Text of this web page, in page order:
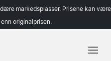
markedsplasser. Prisene kan være
originalprisen.